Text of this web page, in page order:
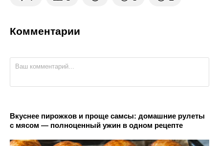
Комментарии
Вкуснее пирожков и проще самсы: домашние рулеты
с мясом — полноценный ужин в одном рецепте